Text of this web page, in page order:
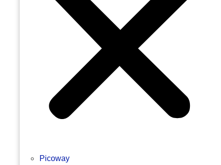
Picoway